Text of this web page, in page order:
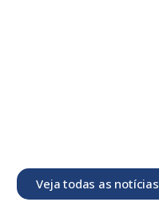
Veja todas as notícias